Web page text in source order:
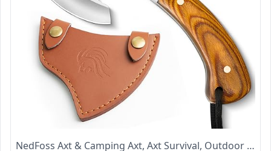
NedFoss Axt & Camping Axt, Axt Survival, Outdoor - Axt | Survival-Axt, Erwachsene Äxte Camping Hatchet Beil, inkl. Kopftasche, Holz Griff